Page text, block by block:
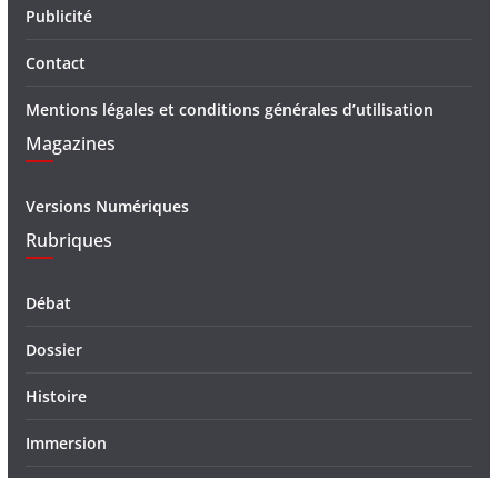
Publicité
Contact
Mentions légales et conditions générales d’utilisation
Magazines
Versions Numériques
Rubriques
Débat
Dossier
Histoire
Immersion